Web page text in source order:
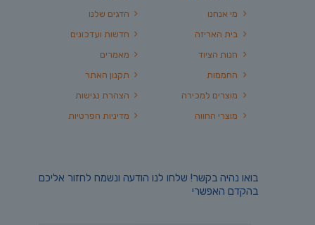
הדגים שלנו
חדשות ועדכונים
מאמרים
תקנון האתר
הצהרת נגישות
מדיניות הפרטיות
מי אנחנו
בית האריזה
חנות הציוד
החממות
מוצרים למכירה
מוצרי החווה
בואו נהיה בקשר! שלחו לנו הודעה ונשמח לחזור אליכם
בהקדם האפשרי